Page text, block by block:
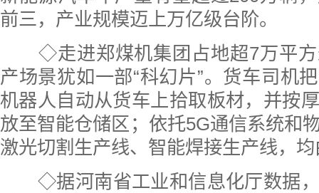
前三，产业规模迈上万亿级台阶。
◇走进郑煤机集团占地超7万平
产场景犹如一部“科幻片”。货车司机
机器人自动从货车上拾取板材，并按
放至智能仓储区；依托5G通信系统和
激光切割生产线、智能焊接生产线，
◇据河南省工业和信息化厅数据